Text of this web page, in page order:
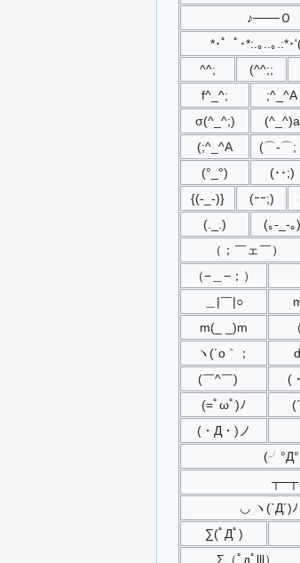
♪───Ｏ
*･゜ﾟ･*:.｡..｡.:*
^^;
(^^;;
f^_^;
;^_^A
σ(^_^;)
(^_^)a
(;^_^A
(⌒-⌒;
(°_°)
(･･;)
{(-_-)}
(ｰｰ;)
(._.)
(｡-_-｡)
（；￣ェ￣）
（−＿−；）
＿|￣|○
m(_ _)m
ヽ(´o｀；
(￣^￣)ゞ
(
(=ﾟωﾟ)ﾉ
(・Д・)ノ
┬─┬
◡ ヽ
∑(ﾟДﾟ)
Σ（ﾟдﾟlll）